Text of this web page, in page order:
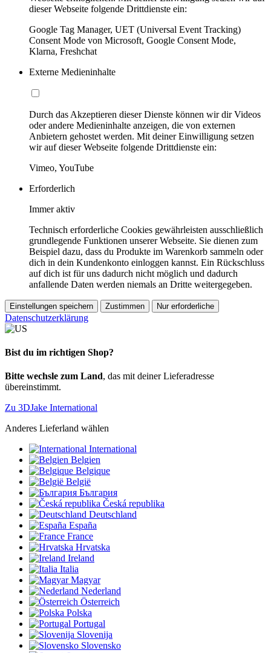
dieser Webseite folgende Drittdienste ein:
Google Tag Manager, UET (Universal Event Tracking)
Consent Mode von Microsoft, Google Consent Mode,
Klarna, Freshchat
Externe Medieninhalte
Durch das Akzeptieren dieser Dienste können wir dir Videos
oder andere Medieninhalte anzeigen, die von externen
Anbietern gehostet werden. Mit deiner Einwilligung setzen
wir auf dieser Webseite folgende Drittdienste ein:
Vimeo, YouTube
Erforderlich
Immer aktiv
Technisch erforderliche Cookies gewährleisten ausschließlich
grundlegende Funktionen unserer Webseite. Sie dienen zum
Beispiel dazu, dass du Produkte im Warenkorb sammeln oder
dich in dein Kundenkonto einloggen kannst. Ein Rückschluss
auf dich ist für uns dadurch nicht möglich und dadurch
anfallende Daten werden niemals an Dritte weitergegeben.
Einstellungen speichern Zustimmen Nur erforderliche
Datenschutzerklärung
Bist du im richtigen Shop?
Bitte wechsle zum Land, das mit deiner Lieferadresse
übereinstimmt.
Zu 3DJake International
Anderes Lieferland wählen
International
Belgien
Belgique
België
България
Česká republika
Deutschland
España
France
Hrvatska
Ireland
Italia
Magyar
Nederland
Österreich
Polska
Portugal
Slovenija
Slovensko